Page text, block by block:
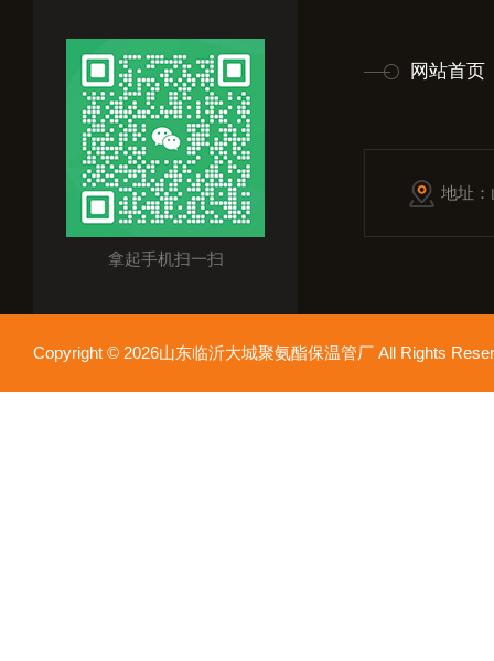
拿起手机扫一扫
网站首页
地址
Copyright © 2026山东临沂大城聚氨酯保温管厂 All Rights